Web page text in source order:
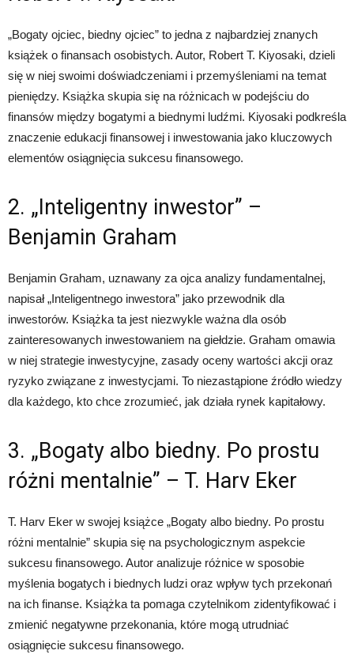
„Bogaty ojciec, biedny ojciec” to jedna z najbardziej znanych
książek o finansach osobistych. Autor, Robert T. Kiyosaki, dzieli
się w niej swoimi doświadczeniami i przemyśleniami na temat
pieniędzy. Książka skupia się na różnicach w podejściu do
finansów między bogatymi a biednymi ludźmi. Kiyosaki podkreśla
znaczenie edukacji finansowej i inwestowania jako kluczowych
elementów osiągnięcia sukcesu finansowego.
2. „Inteligentny inwestor” –
Benjamin Graham
Benjamin Graham, uznawany za ojca analizy fundamentalnej,
napisał „Inteligentnego inwestora” jako przewodnik dla
inwestorów. Książka ta jest niezwykle ważna dla osób
zainteresowanych inwestowaniem na giełdzie. Graham omawia
w niej strategie inwestycyjne, zasady oceny wartości akcji oraz
ryzyko związane z inwestycjami. To niezastąpione źródło wiedzy
dla każdego, kto chce zrozumieć, jak działa rynek kapitałowy.
3. „Bogaty albo biedny. Po prostu
różni mentalnie” – T. Harv Eker
T. Harv Eker w swojej książce „Bogaty albo biedny. Po prostu
różni mentalnie” skupia się na psychologicznym aspekcie
sukcesu finansowego. Autor analizuje różnice w sposobie
myślenia bogatych i biednych ludzi oraz wpływ tych przekonań
na ich finanse. Książka ta pomaga czytelnikom zidentyfikować i
zmienić negatywne przekonania, które mogą utrudniać
osiągnięcie sukcesu finansowego.